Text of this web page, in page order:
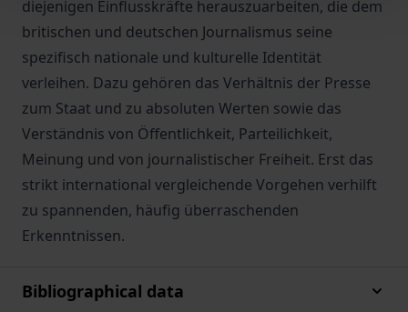
diejenigen Einflusskräfte herauszuarbeiten, die dem
britischen und deutschen Journalismus seine
spezifisch nationale und kulturelle Identität
verleihen. Dazu gehören das Verhältnis der Presse
zum Staat und zu absoluten Werten sowie das
Verständnis von Öffentlichkeit, Parteilichkeit,
Meinung und von journalistischer Freiheit. Erst das
strikt international vergleichende Vorgehen verhilft
zu spannenden, häufig überraschenden
Erkenntnissen.
Bibliographical data